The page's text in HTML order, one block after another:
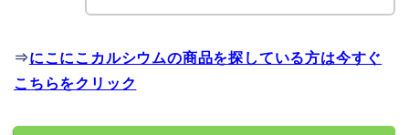
⇒にこにこカルシウムの商品を探している方は今すぐ
こちらをクリック